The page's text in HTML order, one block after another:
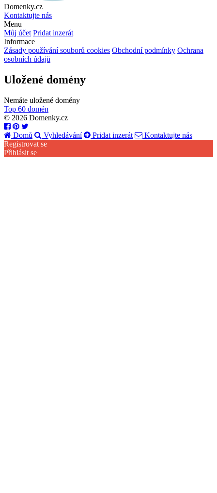
Domenky.cz
Kontaktujte nás
Menu
Můj účet Pridat inzerát
Informace
Zásady používání souborů cookies Obchodní podmínky Ochrana
osobních údajů
Uložené domény
Nemáte uložené domény
Top 60 domén
© 2026 Domenky.cz
Domů Vyhledávání Pridat inzerát
Kontaktujte nás
Registrovat se
Přihlásit se